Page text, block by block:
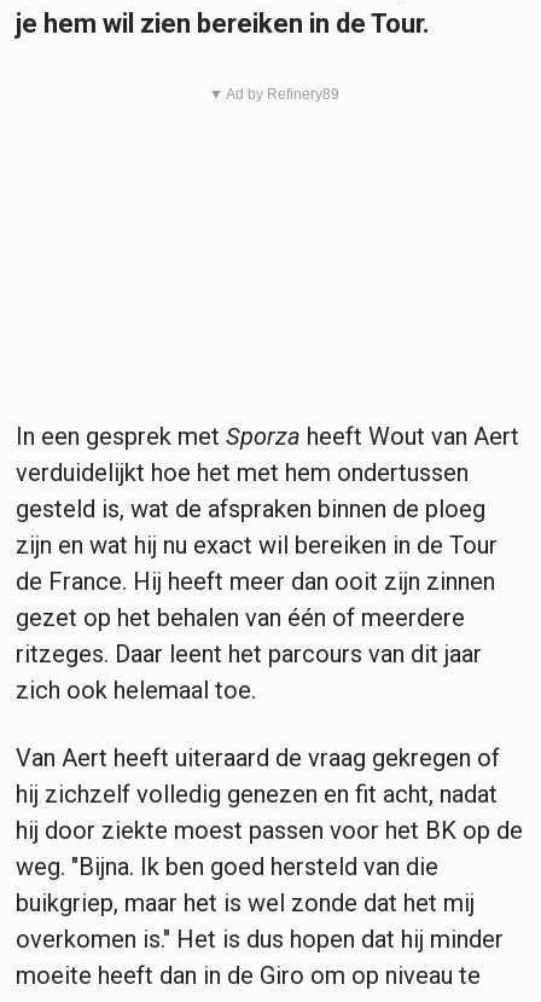
je hem wil zien bereiken in de Tour.
▼ Ad by Refinery89
In een gesprek met Sporza heeft Wout van Aert
verduidelijkt hoe het met hem ondertussen
gesteld is, wat de afspraken binnen de ploeg
zijn en wat hij nu exact wil bereiken in de Tour
de France. Hij heeft meer dan ooit zijn zinnen
gezet op het behalen van één of meerdere
ritzeges. Daar leent het parcours van dit jaar
zich ook helemaal toe.
Van Aert heeft uiteraard de vraag gekregen of
hij zichzelf volledig genezen en fit acht, nadat
hij door ziekte moest passen voor het BK op de
weg. "Bijna. Ik ben goed hersteld van die
buikgriep, maar het is wel zonde dat het mij
overkomen is." Het is dus hopen dat hij minder
moeite heeft dan in de Giro om op niveau te